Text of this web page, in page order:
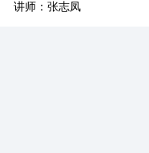
讲师：张志凤